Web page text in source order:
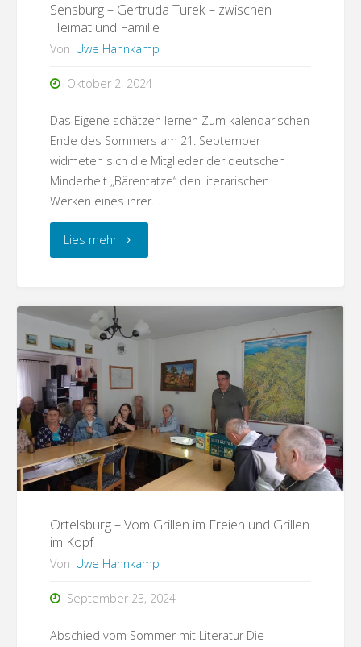
Sensburg – Gertruda Turek – zwischen
Heimat und Familie
Von Uwe Hahnkamp
Oktober 2, 2024
Das Eigene schätzen lernen Zum kalendarischen
Ende des Sommers am 21. September
widmeten sich die Mitglieder der deutschen
Minderheit „Bärentatze“ den literarischen
Werken eines ihrer…
Lies mehr"Sensburg
Gertruda
Turek
zwischen
Heimat
und
Familie"
Ortelsburg – Vom Grillen im Freien und Grillen
im Kopf
Von Uwe Hahnkamp
September 23, 2024
Abschied vom Sommer mit Literatur Die